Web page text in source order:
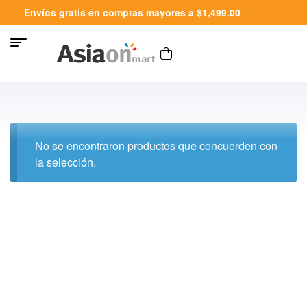
Envíos gratis en compras mayores a $1,499.00
No se encontraron productos que concuerden con
la selección.